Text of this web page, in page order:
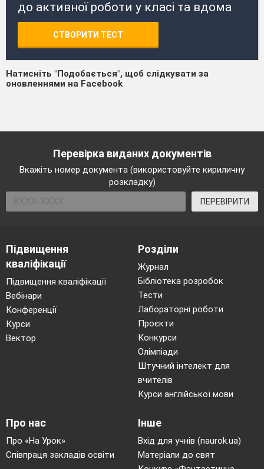
до активної роботи у класі та вдома
СТВОРИТИ ТЕСТ
Натисніть "Подобається", щоб слідкувати за
оновленнями на Facebook
Перевірка виданих документів
Вкажіть номер документа (використовуйте кириличну
розкладку)
ПЕРЕВІРИТИ
Підвищення
кваліфікації
Підвищення кваліфікації
Вебінари
Конференції
Курси
Вектор
Розділи
Журнал
Бібліотека розробок
Тести
Лабораторні роботи
Проєкти
Конкурси
Олімпіади
Штучний інтелект для
вчителів
Курси англійської мови
Про нас
Про «На Урок»
Співпраця закладів освіти
Інше
Вхід для учнів (naurok.ua)
Матеріали до свят